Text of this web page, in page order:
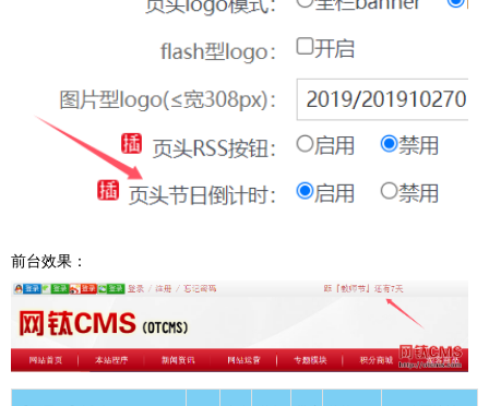
前台效果：